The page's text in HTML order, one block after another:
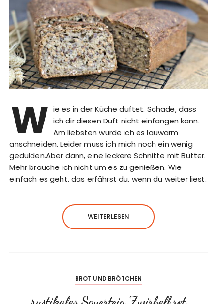
W ie es in der Küche duftet. Schade, dass
ich dir diesen Duft nicht einfangen kann.
Am liebsten würde ich es lauwarm
anschneiden. Leider muss ich mich noch ein wenig
gedulden.Aber dann, eine leckere Schnitte mit Butter.
Mehr brauche ich nicht um es zu genießen. Wie
einfach es geht, das erfährst du, wenn du weiter liest.
WEITERLESEN
BROT UND BRÖTCHEN